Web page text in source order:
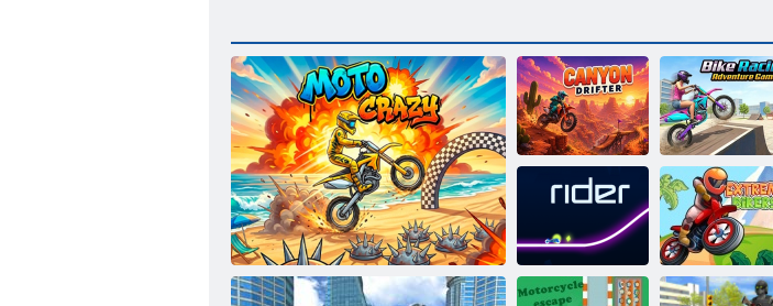
Canyon Drifter
Dobrodružná
motocyklová
závodní hra